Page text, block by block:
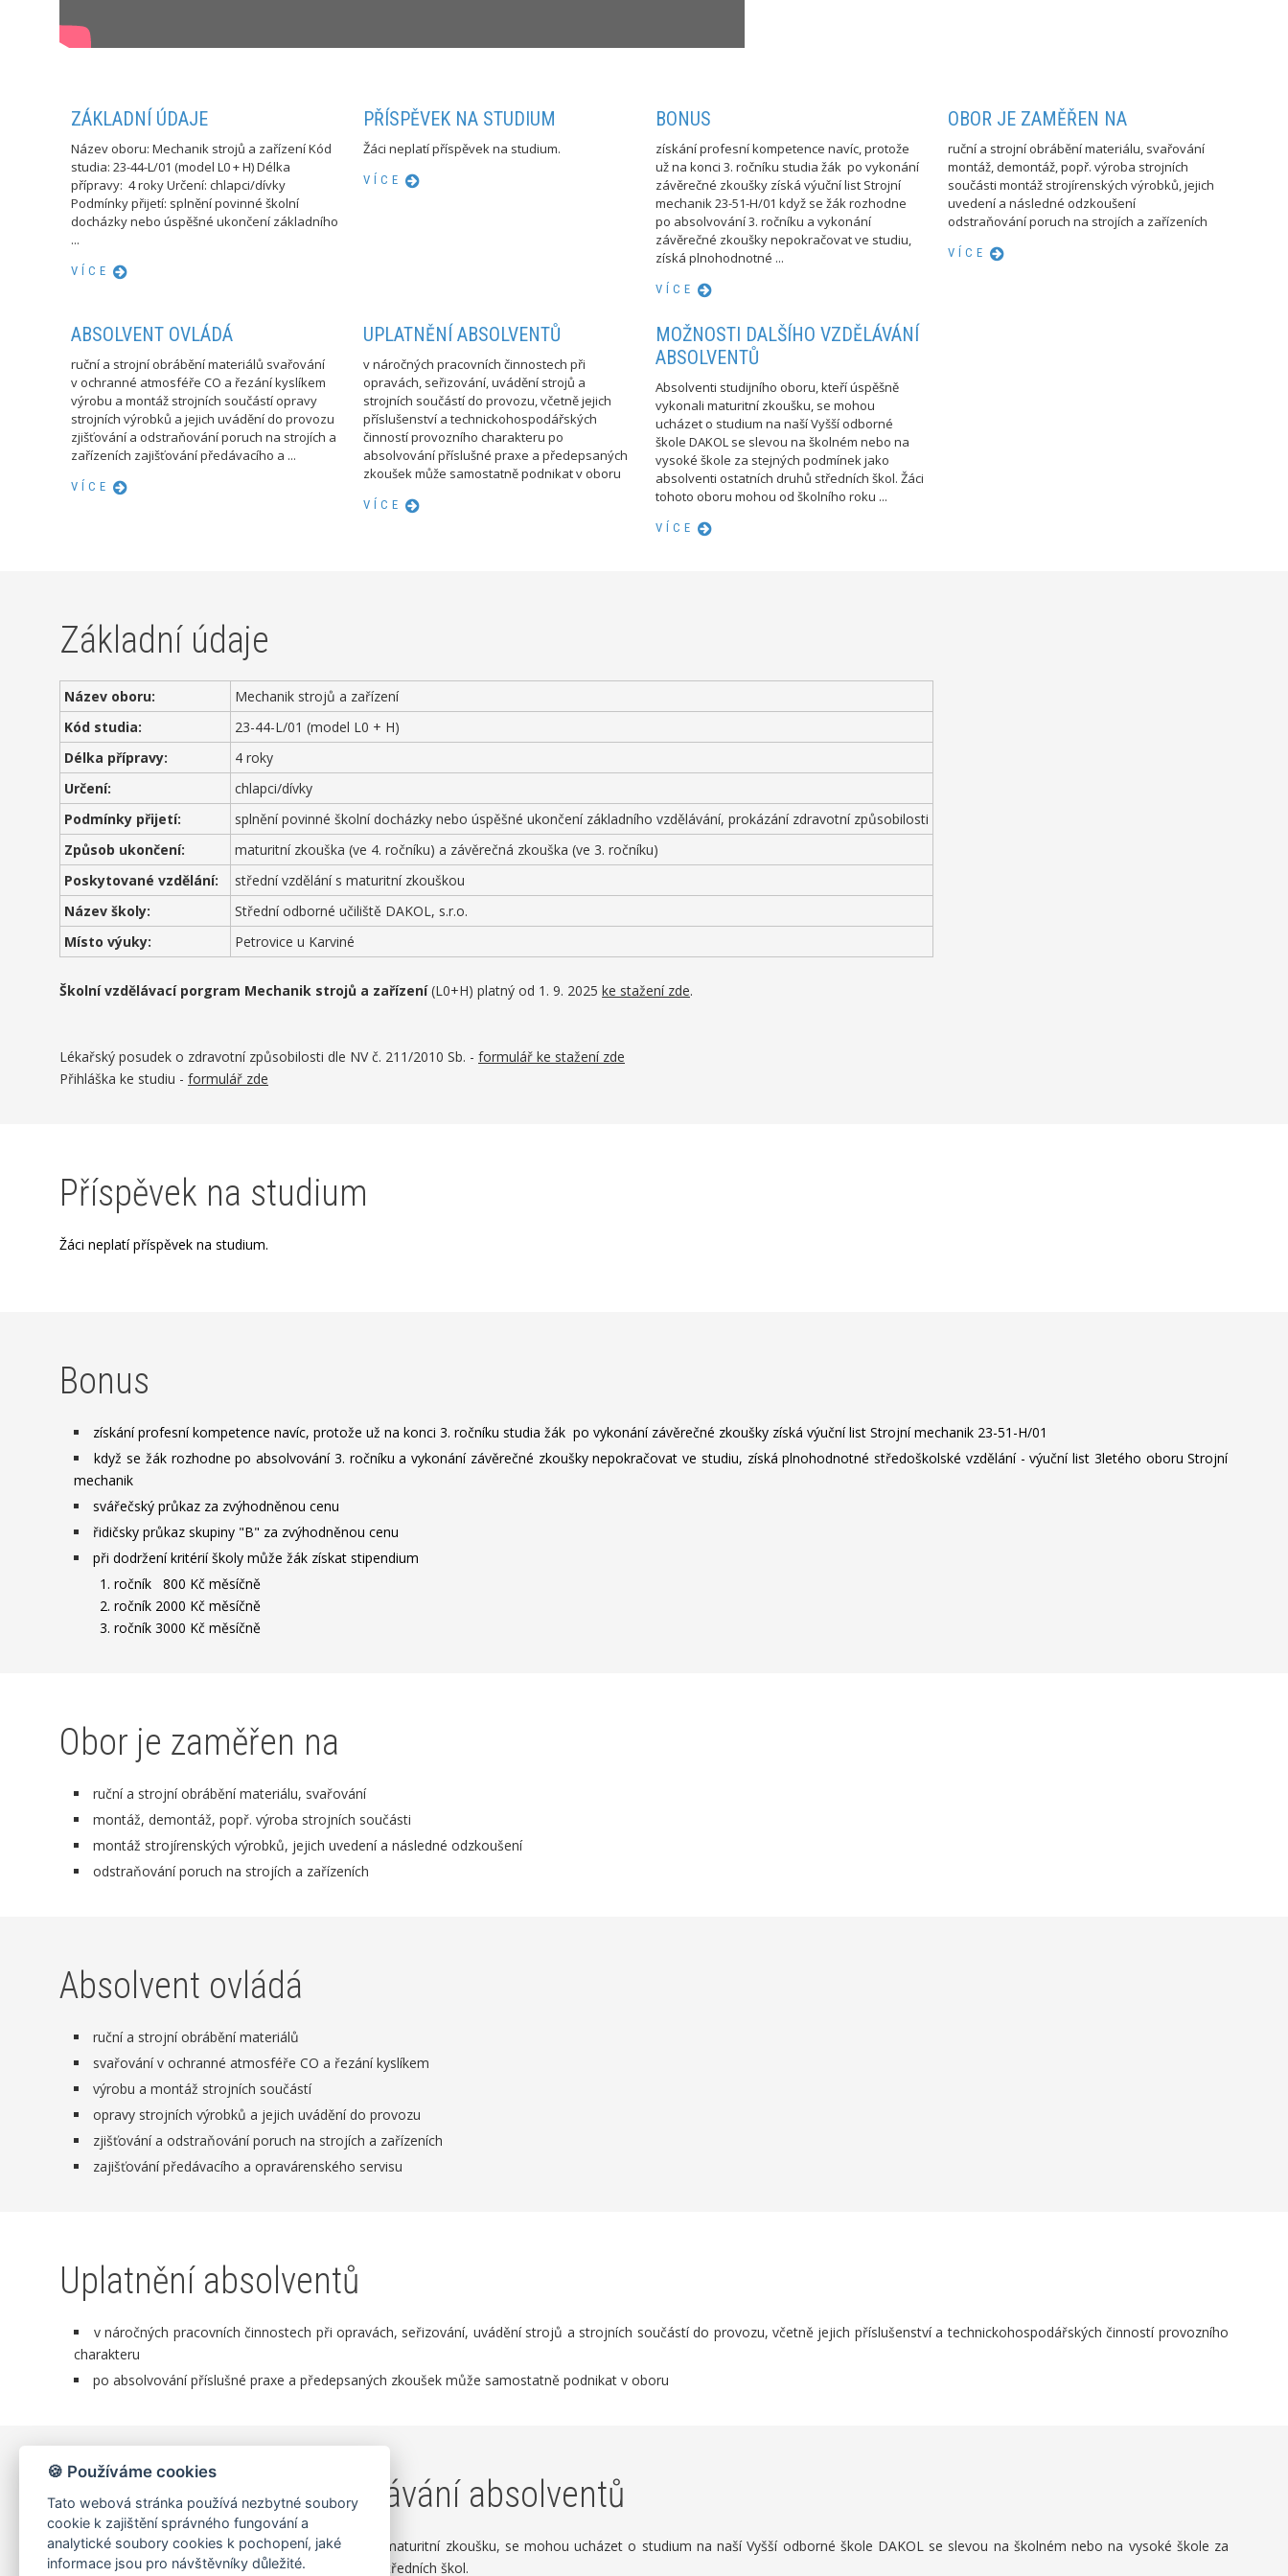
ZÁKLADNÍ ÚDAJE
Název oboru: Mechanik strojů a zařízení Kód
studia: 23-44-L/01 (model L0 + H) Délka
přípravy: 4 roky Určení: chlapci/dívky
Podmínky přijetí: splnění povinné školní
docházky nebo úspěšné ukončení základního
...
VÍCE
PŘÍSPĚVEK NA STUDIUM
Žáci neplatí příspěvek na studium.
VÍCE
BONUS
získání profesní kompetence navíc, protože
už na konci 3. ročníku studia žák po vykonání
závěrečné zkoušky získá výuční list Strojní
mechanik 23-51-H/01 když se žák rozhodne
po absolvování 3. ročníku a vykonání
závěrečné zkoušky nepokračovat ve studiu,
získá plnohodnotné ...
VÍCE
OBOR JE ZAMĚŘEN NA
ruční a strojní obrábění materiálu, svařování
montáž, demontáž, popř. výroba strojních
součásti montáž strojírenských výrobků, jejich
uvedení a následné odzkoušení
odstraňování poruch na strojích a zařízeních
VÍCE
ABSOLVENT OVLÁDÁ
ruční a strojní obrábění materiálů svařování
v ochranné atmosféře CO a řezání kyslíkem
výrobu a montáž strojních součástí opravy
strojních výrobků a jejich uvádění do provozu
zjišťování a odstraňování poruch na strojích a
zařízeních zajišťování předávacího a ...
VÍCE
UPLATNĚNÍ ABSOLVENTŮ
v náročných pracovních činnostech při
opravách, seřizování, uvádění strojů a
strojních součástí do provozu, včetně jejich
příslušenství a technickohospodářských
činností provozního charakteru po
absolvování příslušné praxe a předepsaných
zkoušek může samostatně podnikat v oboru
VÍCE
MOŽNOSTI DALŠÍHO VZDĚLÁVÁNÍ
ABSOLVENTŮ
Absolventi studijního oboru, kteří úspěšně
vykonali maturitní zkoušku, se mohou
ucházet o studium na naší Vyšší odborné
škole DAKOL se slevou na školném nebo na
vysoké škole za stejných podmínek jako
absolventi ostatních druhů středních škol. Žáci
tohoto oboru mohou od školního roku ...
VÍCE
Základní údaje
Název oboru:
Mechanik strojů a zařízení
Kód studia:
23-44-L/01 (model L0 + H)
Délka přípravy:
4 roky
Určení:
chlapci/dívky
Podmínky přijetí:
splnění povinné školní docházky nebo úspěšné ukončení základního vzdělávání, prokázání zdravotní způsobilosti
Způsob ukončení:
maturitní zkouška (ve 4. ročníku) a závěrečná zkouška (ve 3. ročníku)
Poskytované vzdělání:
střední vzdělání s maturitní zkouškou
Název školy:
Střední odborné učiliště DAKOL, s.r.o.
Místo výuky:
Petrovice u Karviné
Školní vzdělávací porgram Mechanik strojů a zařízení(L0+H) platný od 1. 9. 2025 ke stažení zde.
Lékařský posudek o zdravotní způsobilosti dle NV č. 211/2010 Sb. - formulář ke stažení zde
Přihláška ke studiu - formulář zde
Příspěvek na studium
Žáci neplatí příspěvek na studium.
Bonus
získání profesní kompetence navíc, protože už na konci 3. ročníku studia žák po vykonání závěrečné zkoušky získá výuční list Strojní mechanik 23-51-H/01
když se žák rozhodne po absolvování 3. ročníku a vykonání závěrečné zkoušky nepokračovat ve studiu, získá plnohodnotné středoškolské vzdělání - výuční list 3letého oboru Strojní
mechanik
svářečský průkaz za zvýhodněnou cenu
řidičsky průkaz skupiny "B" za zvýhodněnou cenu
při dodržení kritérií školy může žák získat stipendium
1. ročník 800 Kč měsíčně
2. ročník 2000 Kč měsíčně
3. ročník 3000 Kč měsíčně
Obor je zaměřen na
ruční a strojní obrábění materiálu, svařování
montáž, demontáž, popř. výroba strojních součásti
montáž strojírenských výrobků, jejich uvedení a následné odzkoušení
odstraňování poruch na strojích a zařízeních
Absolvent ovládá
ruční a strojní obrábění materiálů
svařování v ochranné atmosféře CO a řezání kyslíkem
výrobu a montáž strojních součástí
opravy strojních výrobků a jejich uvádění do provozu
zjišťování a odstraňování poruch na strojích a zařízeních
zajišťování předávacího a opravárenského servisu
Uplatnění absolventů
v náročných pracovních činnostech při opravách, seřizování, uvádění strojů a strojních součástí do provozu, včetně jejich příslušenství a technickohospodářských činností provozního
charakteru
po absolvování příslušné praxe a předepsaných zkoušek může samostatně podnikat v oboru
Možnosti dalšího vzdělávání absolventů
Absolventi studijního oboru, kteří úspěšně vykonali maturitní zkoušku, se mohou ucházet o studium na naší Vyšší odborné škole DAKOL se slevou na školném nebo na vysoké škole za
stejných podmínek jako absolventi ostatních druhů středních škol.
🍪 Používáme cookies
Tato webová stránka používá nezbytné soubory
cookie k zajištění správného fungování a
analytické soubory cookies k pochopení, jaké
informace jsou pro návštěvníky důležité.